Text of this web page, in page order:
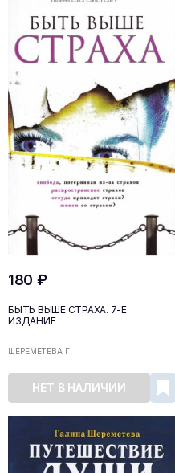
180 ₽
БЫТЬ ВЫШЕ СТРАХА. 7-Е
ИЗДАНИЕ
ШЕРЕМЕТЕВА Г
НЕТ В НАЛИЧИИ